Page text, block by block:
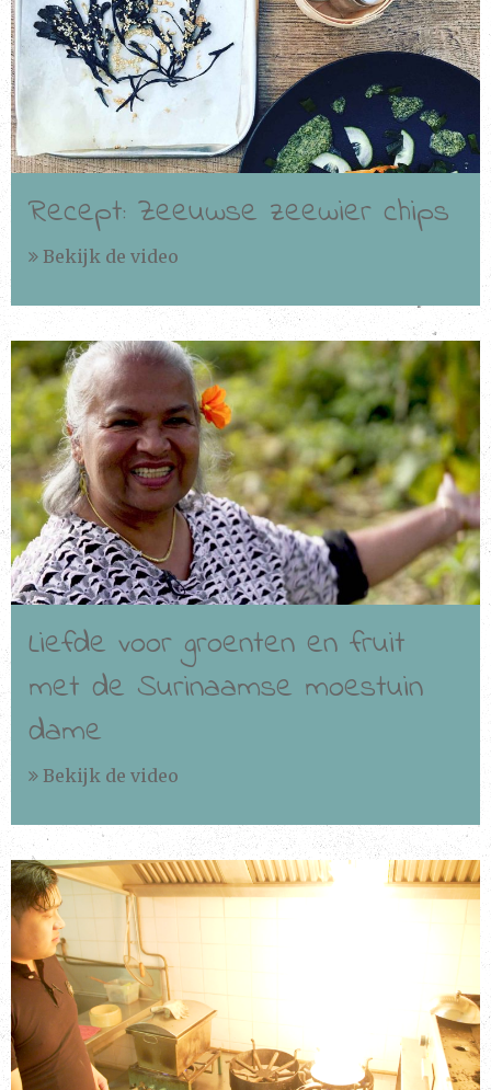
Recept: Zeeuwse zeewier chips
Bekijk de video
Bekijken
Liefde voor groenten en fruit
met de Surinaamse moestuin
dame
Bekijk de video
Bekijken